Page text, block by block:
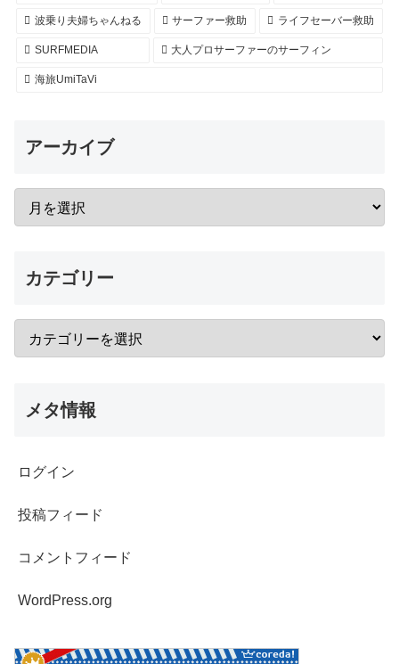
波乗り夫婦ちゃんねる サーファー救助 ライフセーバー救助
SURFMEDIA 大人プロサーファーのサーフィン
海旅UmiTaVi
アーカイブ
カテゴリー
メタ情報
ログイン
投稿フィード
コメントフィード
WordPress.org